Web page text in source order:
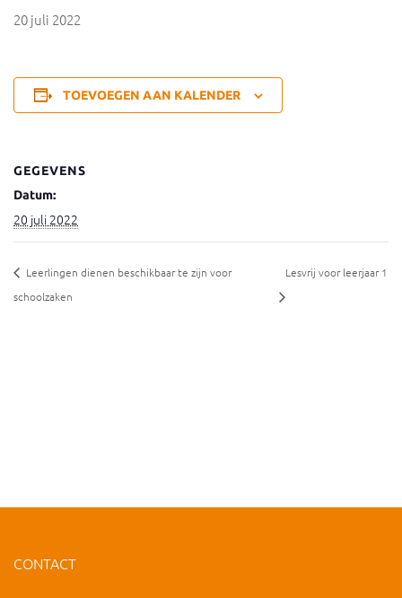
20 juli 2022
TOEVOEGEN AAN KALENDER
GEGEVENS
Datum:
20 juli 2022
Leerlingen dienen beschikbaar te zijn voor
schoolzaken
Lesvrij voor leerjaar 1
CONTACT